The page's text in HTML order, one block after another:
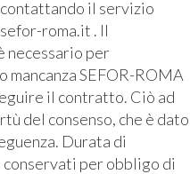
il servizio
roma.it . Il
necessario per
mancanza SEFOR-ROMA
il contratto. Ciò ad
del consenso, che è dato
Durata di
conservati per obbligo di